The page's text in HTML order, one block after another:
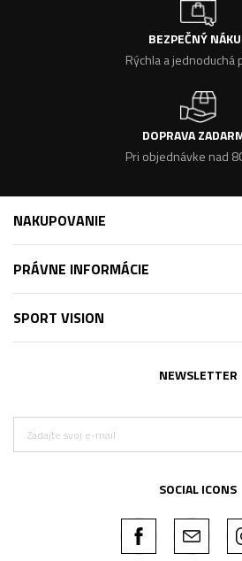
BEZPEČNÝ
Rýchla a jednoduchá
DOPRAVA
Pri objednávke nad
NAKUPOVANIE
PRÁVNE INFORMÁCIE
SPORT VISION
NEWSLETTER
SOCIAL ICONS